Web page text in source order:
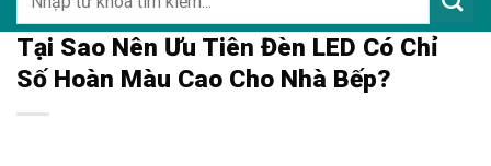
kiếm:
Tại Sao Nên Ưu Tiên Đèn LED Có Chỉ
Số Hoàn Màu Cao Cho Nhà Bếp?